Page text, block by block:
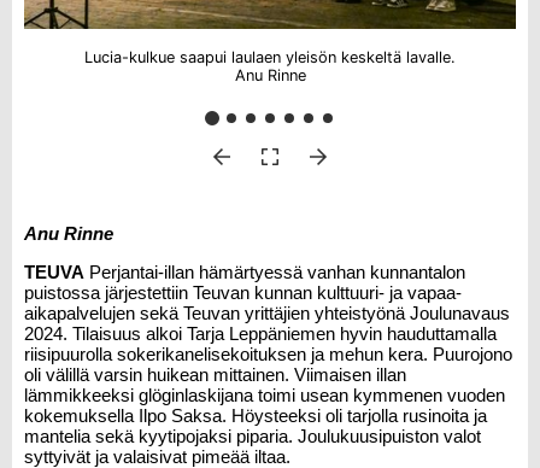
Lucia-kulkue saapui laulaen yleisön keskeltä lavalle.
Anu Rinne
Anu Rinne
TEUVA Perjantai-illan hämärtyessä vanhan kunnantalon
puistossa järjestettiin Teuvan kunnan kulttuuri- ja vapaa-
aikapalvelujen sekä Teuvan yrittäjien yhteistyönä Joulunavaus
2024. Tilaisuus alkoi Tarja Leppäniemen hyvin hauduttamalla
riisipuurolla sokerikanelisekoituksen ja mehun kera. Puurojono
oli välillä varsin huikean mittainen. Viimaisen illan
lämmikkeeksi glöginlaskijana toimi usean kymmenen vuoden
kokemuksella Ilpo Saksa. Höysteeksi oli tarjolla rusinoita ja
mantelia sekä kyytipojaksi piparia. Joulukuusipuiston valot
syttyivät ja valaisivat pimeää iltaa.